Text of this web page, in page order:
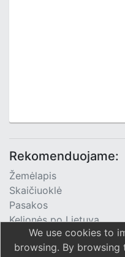
Rekomenduojame:
Žemėlapis
Skaičiuoklė
Pasakos
Kelionės po Lietuvą
TV Programa
We use cookies to
browsing. By